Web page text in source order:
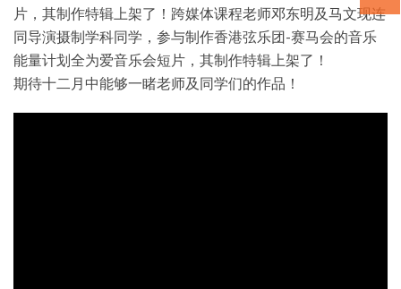
片，其制作特辑上架了！跨媒体课程老师邓东明及马文现连
同导演摄制学科同学，参与制作香港弦乐团-赛马会的音乐
能量计划全为爱音乐会短片，其制作特辑上架了！
期待十二月中能够一睹老师及同学们的作品！